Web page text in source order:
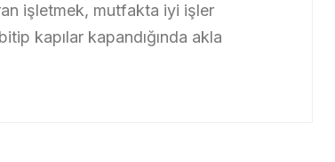
işletmek, mutfakta iyi işler
kapılar kapandığında akla